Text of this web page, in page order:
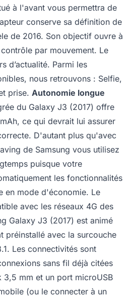
à l'avant vous permettra de
conserve sa définition de
de 2016. Son objectif ouvre à
par mouvement. Le
d’actualité. Parmi les
nous retrouvons : Selfie,
prise. Autonomie longue
du Galaxy J3 (2017) offre
ce qui devrait lui assurer
D'autant plus qu'avec
de Samsung vous utilisez
puisque votre
les fonctionnalités
en mode d'économie. Le
avec les réseaux 4G des
Galaxy J3 (2017) est animé
préinstallé avec la surcouche
Les connectivités sont
sans fil déjà citées
3,5 mm et un port microUSB
(ou le connecter à un